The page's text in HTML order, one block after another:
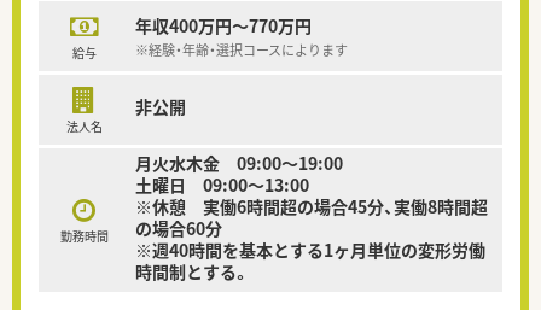
給与
年収400万円～770万円
※経験・年齢・選択コースによります
法人名
非公開
勤務時間
月火水木金 09:00〜19:00
土曜日 09:00〜13:00
※休憩 実働6時間超の場合45分、実働8時間超
の場合60分
※週40時間を基本とする1ヶ月単位の変形労働
時間制とする。